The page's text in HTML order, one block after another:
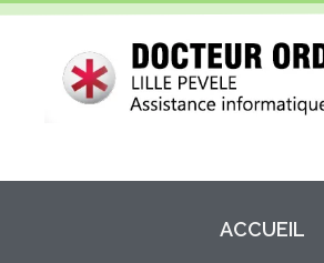
Aller
contenu
ACCUEIL